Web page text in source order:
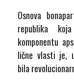
Osnova
republika
komponentu
lične vlasti je,
bila